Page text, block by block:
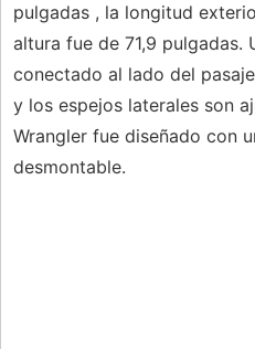
pulgadas , la longitud
altura fue de 71,9 pulgadas.
conectado al lado del
y los espejos laterales son
Wrangler fue diseñado con
desmontable.